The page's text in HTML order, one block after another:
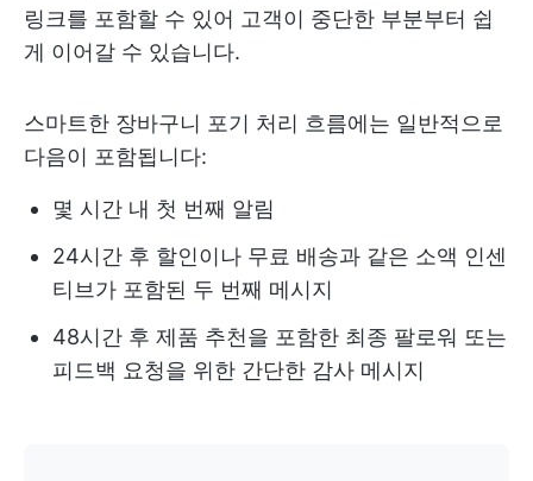
링크를 포함할 수 있어 고객이 중단한 부분부터 쉽
게 이어갈 수 있습니다.
스마트한 장바구니 포기 처리 흐름에는 일반적으로
다음이 포함됩니다:
몇 시간 내 첫 번째 알림
24시간 후 할인이나 무료 배송과 같은 소액 인센
티브가 포함된 두 번째 메시지
48시간 후 제품 추천을 포함한 최종 팔로워 또는
피드백 요청을 위한 간단한 감사 메시지